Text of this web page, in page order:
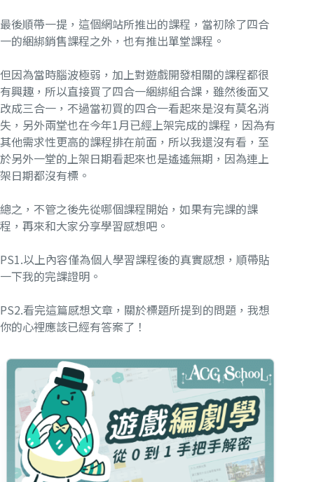
最後順帶一提，這個網站所推出的課程，當初除了四合
一的綑綁銷售課程之外，也有推出單堂課程。
但因為當時腦波極弱，加上對遊戲開發相關的課程都很
有興趣，所以直接買了四合一綑綁組合課，雖然後面又
改成三合一，不過當初買的四合一看起來是沒有莫名消
失，另外兩堂也在今年1月已經上架完成的課程，因為有
其他需求性更高的課程排在前面，所以我還沒有看，至
於另外一堂的上架日期看起來也是遙遙無期，因為連上
架日期都沒有標。
總之，不管之後先從哪個課程開始，如果有完課的課
程，再來和大家分享學習感想吧。
PS1.以上內容僅為個人學習課程後的真實感想，順帶貼
一下我的完課證明。
PS2.看完這篇感想文章，關於標題所提到的問題，我想
你的心裡應該已經有答案了！